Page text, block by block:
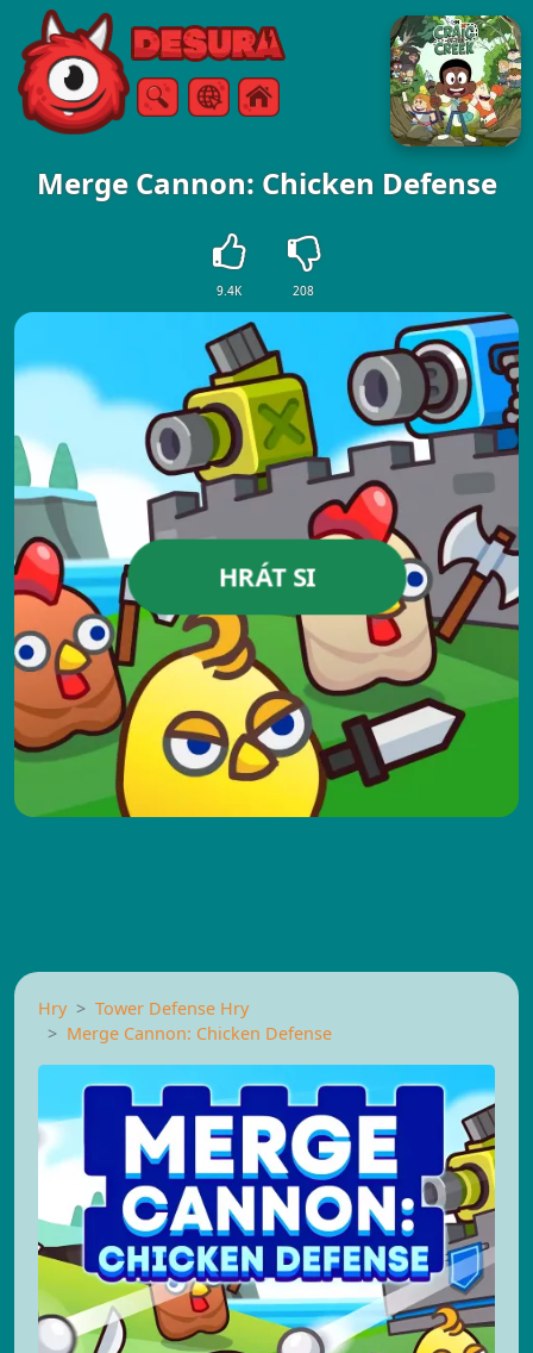
Free Online Games
Vyhledávání
Menu
Merge Cannon: Chicken Defense
9.4K 208
HRÁT SI
Hry
Tower Defense Hry
Merge Cannon: Chicken Defense